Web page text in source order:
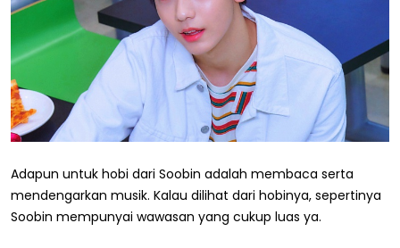
Adapun untuk hobi dari Soobin adalah membaca serta
mendengarkan musik. Kalau dilihat dari hobinya, sepertinya
Soobin mempunyai wawasan yang cukup luas ya.